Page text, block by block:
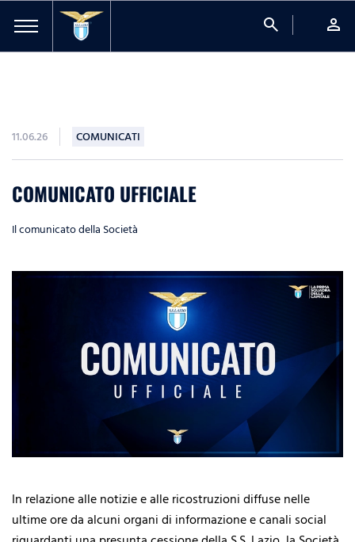
search person
11.06.26 COMUNICATI
COMUNICATO UFFICIALE
Il comunicato della Società
In relazione alle notizie e alle ricostruzioni diffuse nelle
ultime ore da alcuni organi di informazione e canali social